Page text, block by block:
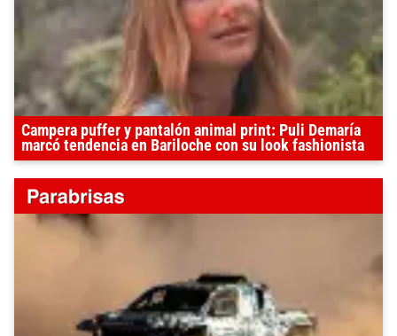
Campera puffer y pantalón animal print: Puli Demaría
marcó tendencia en Bariloche con su look fashionista